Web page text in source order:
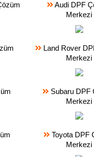
Audi DPF
Merkezi
Land Rover
Merkezi
Subaru DPF
Merkezi
Toyota DPF
Merkezi